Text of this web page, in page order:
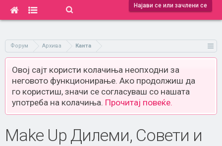
Најави се или зачлени се
Форум Архива Канта
Овој сајт користи колачиња неопходни за
неговото функционирање. Ако продолжиш да
го користиш, значи се согласуваш со нашата
употреба на колачиња. Прочитај повеќе.
Make Up Дилеми, Совети и